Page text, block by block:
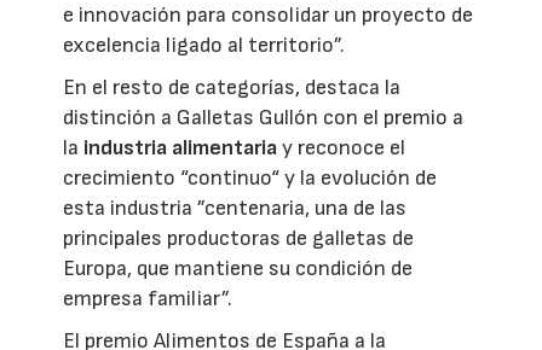
e innovación para consolidar un proyecto de
excelencia ligado al territorio”.
En el resto de categorías, destaca la
distinción a Galletas Gullón con el premio a
la industria alimentariay reconoce el
crecimiento “continuo“ y la evolución de
esta industria ”centenaria, una de las
principales productoras de galletas de
Europa, que mantiene su condición de
empresa familiar”.
El premio Alimentos de España a la